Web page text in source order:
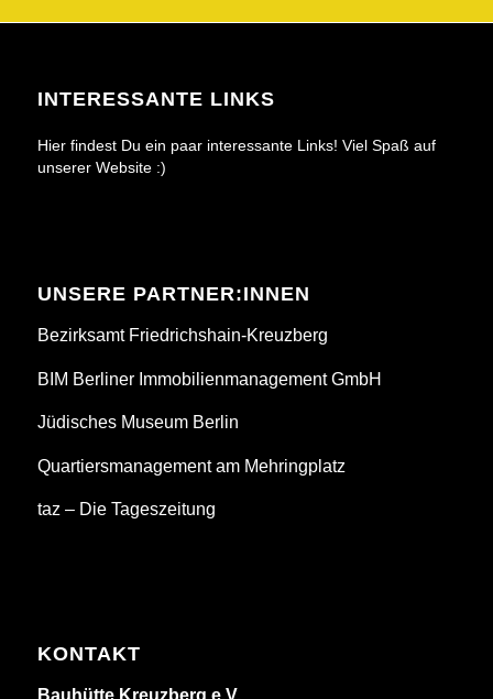
INTERESSANTE LINKS
Hier findest Du ein paar interessante Links! Viel Spaß auf
unserer Website :)
UNSERE PARTNER:INNEN
Bezirksamt Friedrichshain-Kreuzberg
BIM Berliner Immobilienmanagement GmbH
Jüdisches Museum Berlin
Quartiersmanagement am Mehringplatz
taz – Die Tageszeitung
KONTAKT
Bauhütte Kreuzberg e.V.